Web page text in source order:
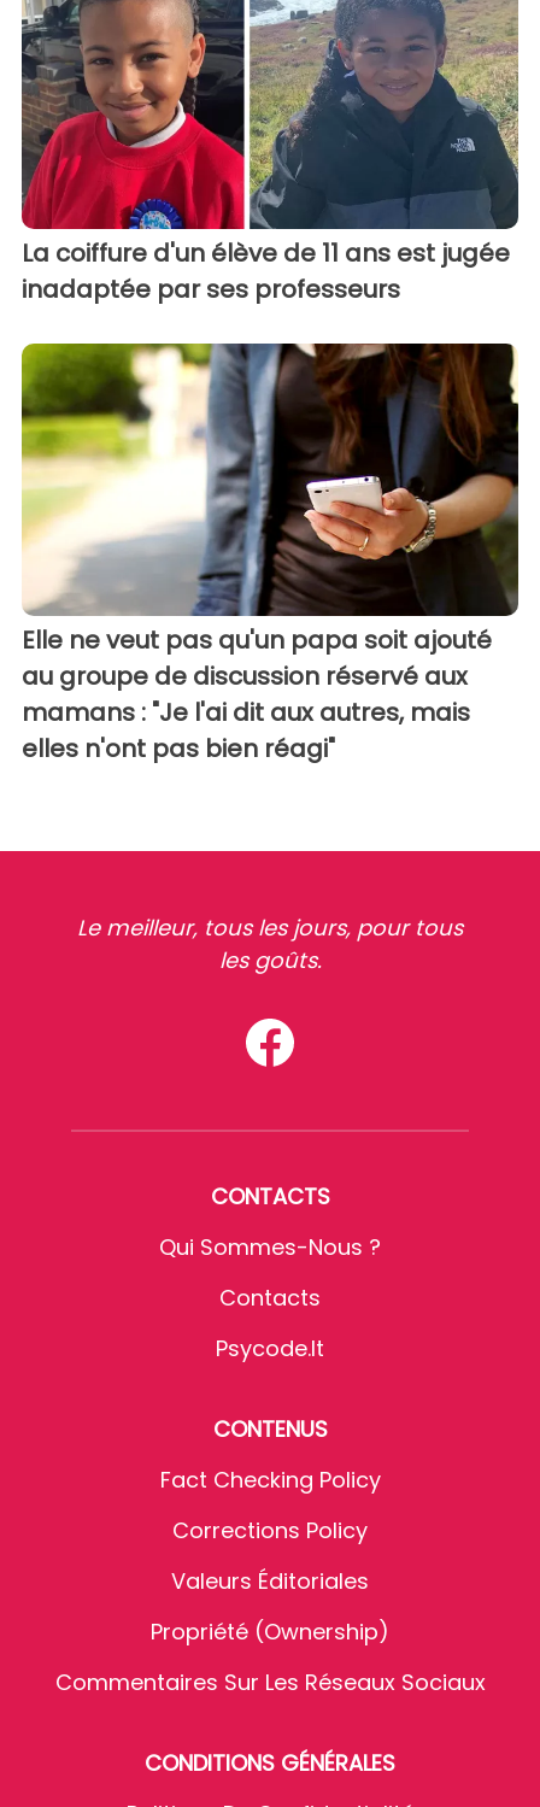
La coiffure d'un élève de 11 ans est jugée
inadaptée par ses professeurs
Elle ne veut pas qu'un papa soit ajouté
au groupe de discussion réservé aux
mamans : "Je l'ai dit aux autres, mais
elles n'ont pas bien réagi"
Le meilleur, tous les jours, pour tous
les goûts.
CONTACTS
Qui Sommes-Nous ?
Contacts
Psycode.it
CONTENUS
Fact Checking Policy
Corrections Policy
Valeurs Éditoriales
Propriété (Ownership)
Commentaires Sur Les Réseaux Sociaux
CONDITIONS GÉNÉRALES